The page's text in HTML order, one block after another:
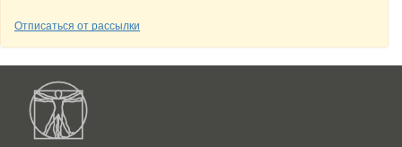
Отписаться от рассылки